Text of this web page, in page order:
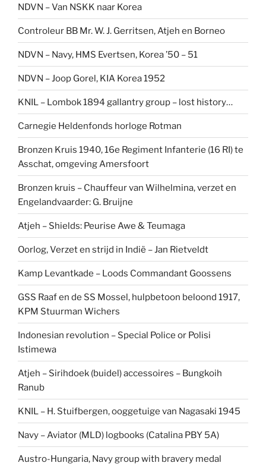
NDVN – Van NSKK naar Korea
Controleur BB Mr. W. J. Gerritsen, Atjeh en Borneo
NDVN – Navy, HMS Evertsen, Korea ’50 – 51
NDVN – Joop Gorel, KIA Korea 1952
KNIL – Lombok 1894 gallantry group – lost history…
Carnegie Heldenfonds horloge Rotman
Bronzen Kruis 1940, 16e Regiment Infanterie (16 RI) te
Asschat, omgeving Amersfoort
Bronzen kruis – Chauffeur van Wilhelmina, verzet en
Engelandvaarder: G. Bruijne
Atjeh – Shields: Peurise Awe & Teumaga
Oorlog, Verzet en strijd in Indië – Jan Rietveldt
Kamp Levantkade – Loods Commandant Goossens
GSS Raaf en de SS Mossel, hulpbetoon beloond 1917,
KPM Stuurman Wichers
Indonesian revolution – Special Police or Polisi
Istimewa
Atjeh – Sirihdoek (buidel) accessoires – Bungkoih
Ranub
KNIL – H. Stuifbergen, ooggetuige van Nagasaki 1945
Navy – Aviator (MLD) logbooks (Catalina PBY 5A)
Austro-Hungaria, Navy group with bravery medal